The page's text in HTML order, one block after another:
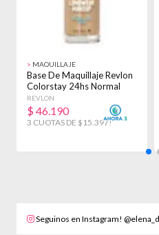
> MAQUILLAJE
Base De Maquillaje Revlon
Colorstay 24hs Normal
Seco X 30ml
REVLON
$ 46.190
3 CUOTAS DE $15.397!
Seguinos en Instagram!